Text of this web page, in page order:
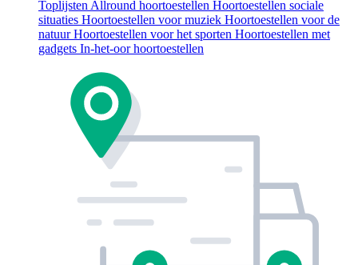
Toplijsten Allround hoortoestellen Hoortoestellen sociale
situaties Hoortoestellen voor muziek Hoortoestellen voor de
natuurHoortoestellen voor het sporten Hoortoestellen met
gadgets In-het-oor hoortoestellen